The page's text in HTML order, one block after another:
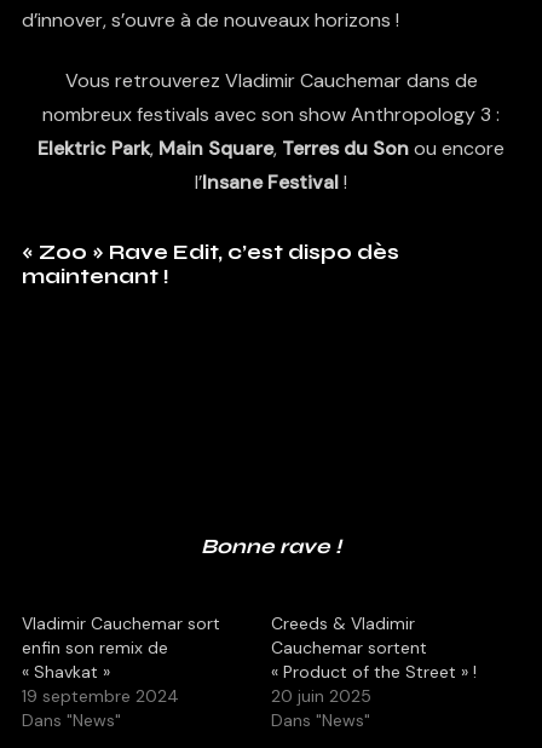
d’innover, s’ouvre à de nouveaux horizons !
Vous retrouverez Vladimir Cauchemar dans de
nombreux festivals avec son showAnthropology 3 :
Elektric Park, Main Square, Terres du Sonou encore
l’Insane Festival!
« Zoo » Rave Edit, c’est dispo dès
maintenant !
Bonne rave !
Vladimir Cauchemar sort
enfin son remix de
« Shavkat »
19 septembre 2024
Dans "News"
Creeds & Vladimir
Cauchemar sortent
« Product of the Street » !
20 juin 2025
Dans "News"